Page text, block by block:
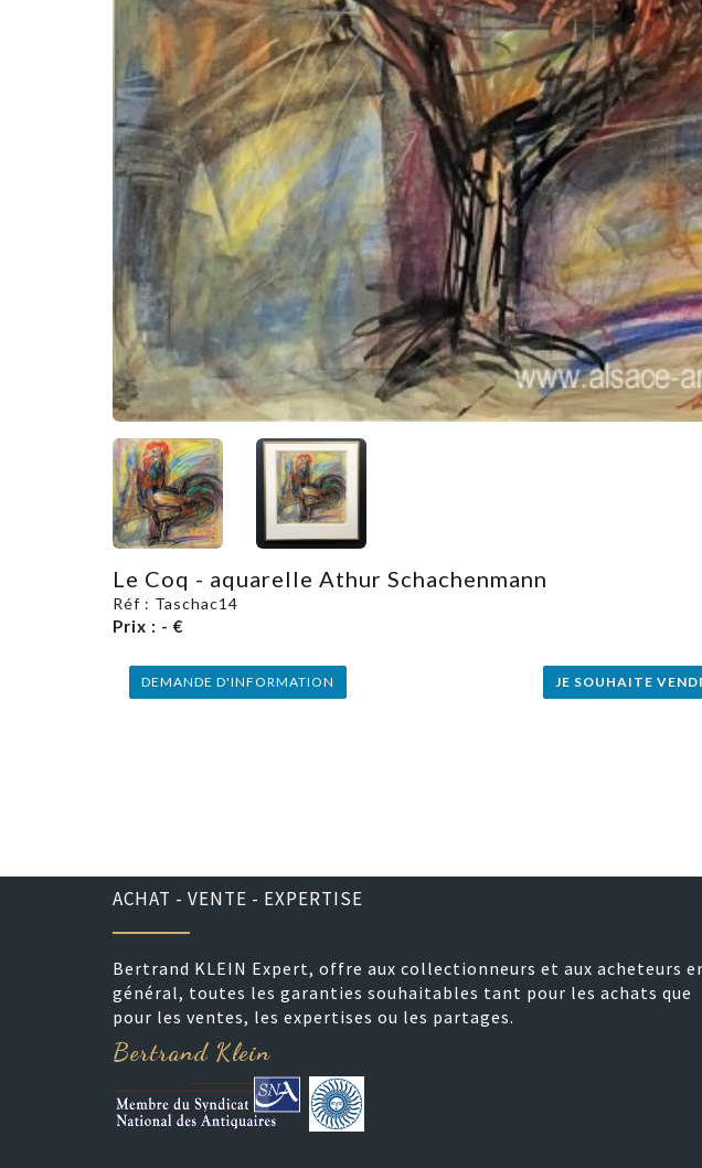
Le Coq - aquarelle Athur Schachenmann
Réf : Taschac14
Prix : - €
DEMANDE D'INFORMATION JE SOUHAITE
ACHAT - VENTE - EXPERTISE
Bertrand KLEIN Expert, offre aux collectionneurs et aux acheteurs
général, toutes les garanties souhaitables tant pour les achats que
pour les ventes, les expertises ou les partages.
Bertrand Klein